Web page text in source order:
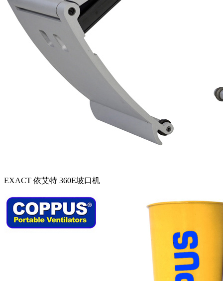
EXACT 依艾特 360E坡口机